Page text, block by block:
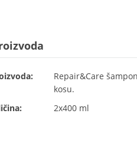
Repair&Care
kosu.
2x400 ml